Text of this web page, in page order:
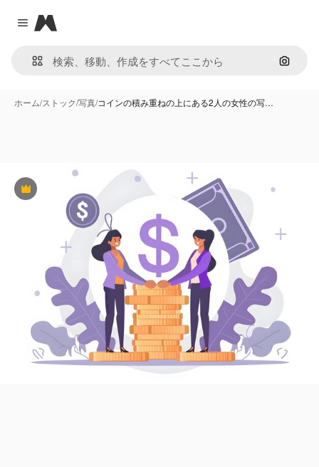
Close menu
Magnific
画像で
ホーム/ストック/写真/コインの積み重ねの上にある2人の女性の写…
Premium